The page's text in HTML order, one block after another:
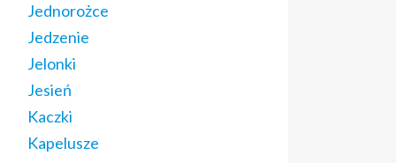
Jednorożce
Jedzenie
Jelonki
Jesień
Kaczki
Kapelusze